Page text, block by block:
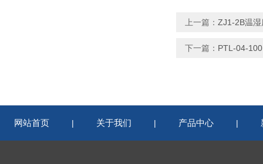
上一篇： ZJ1-2B温
下一篇： PTL-04-
网站首页 | 关于我们 | 产品中心 |